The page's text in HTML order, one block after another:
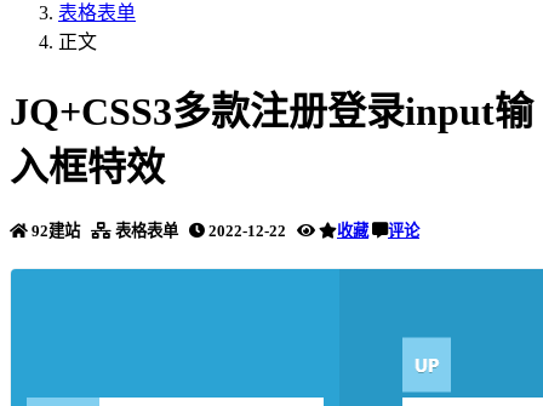
表格表单
正文
JQ+CSS3多款注册登录input输
入框特效
92建站 表格表单 2022-12-22 收藏 评论